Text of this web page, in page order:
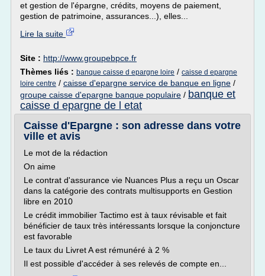
et gestion de l'épargne, crédits, moyens de paiement,
gestion de patrimoine, assurances...), elles...
Lire la suite
Site : http://www.groupebpce.fr
Thèmes liés : banque caisse d epargne loire / caisse d epargne
loire centre / caisse d'epargne service de banque en ligne /
groupe caisse d'epargne banque populaire / banque et
caisse d epargne de l etat
Caisse d'Epargne : son adresse dans votre
ville et avis
Le mot de la rédaction
On aime
Le contrat d'assurance vie Nuances Plus a reçu un Oscar
dans la catégorie des contrats multisupports en Gestion
libre en 2010
Le crédit immobilier Tactimo est à taux révisable et fait
bénéficier de taux très intéressants lorsque la conjoncture
est favorable
Le taux du Livret A est rémunéré à 2 %
Il est possible d'accéder à ses relevés de compte en...